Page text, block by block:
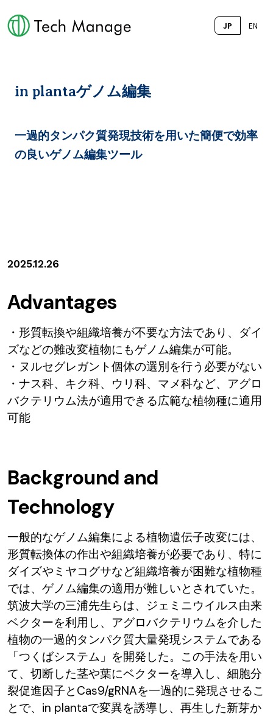
JP EN
in plantaゲノム編集
一過的タンパク質発現技術を用いた簡便で効率
の良いゲノム編集ツール
2025.12.26
Advantages
・形質転換や組織培養が不要な方法であり、ダイ
ズなどの難改変植物にもゲノム編集が可能。
・ヌルセグレガント個体の選別を行う必要がない
・ナス科、キク科、ウリ科、マメ科など、アグロ
バクテリウム法が適用できる広範な植物種に適用
可能
Background and
Technology
一般的なゲノム編集による植物遺伝子改変には、
形質転換体の作出や組織培養が必要であり、特に
ダイズやミヤコグサなど組織培養が困難な植物種
では、ゲノム編集の適用が難しいとされていた。
筑波大学の三浦先生らは、ジェミニウイルス由来
ベクターを利用し、アグロバクテリウムを介した
植物の一過的タンパク質大量発現システムである
「つくばシステム」を開発した。この手法を用い
て、切断した茎や葉にベクターを導入し、細胞分
裂促進因子とCas9/gRNAを一過的に発現させるこ
とで、in plantaで変異を誘導し、再生した新芽か